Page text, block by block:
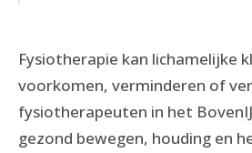
Fysiotherapie kan lichamelijke
voorkomen, verminderen of
fysiotherapeuten in het
gezond bewegen, houding en